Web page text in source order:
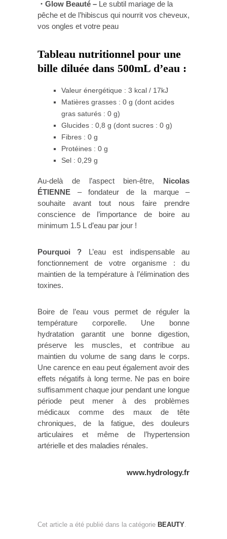
・Glow Beauté – Le subtil mariage de la
pêche et de l’hibiscus qui nourrit vos cheveux,
vos ongles et votre peau
Tableau nutritionnel pour une
bille diluée dans 500mL d’eau :
Valeur énergétique : 3 kcal / 17kJ
Matières grasses : 0 g (dont acides
gras saturés : 0 g)
Glucides : 0,8 g (dont sucres : 0 g)
Fibres : 0 g
Protéines : 0 g
Sel : 0,29 g
Au-delà de l’aspect bien-être, Nicolas
ÉTIENNE – fondateur de la marque –
souhaite avant tout nous faire prendre
conscience de l’importance de boire au
minimum 1.5 L d’eau par jour !
Pourquoi ? L’eau est indispensable au
fonctionnement de votre organisme : du
maintien de la température à l’élimination des
toxines.
Boire de l’eau vous permet de réguler la
température corporelle. Une bonne
hydratation garantit une bonne digestion,
préserve les muscles, et contribue au
maintien du volume de sang dans le corps.
Une carence en eau peut également avoir des
effets négatifs à long terme. Ne pas en boire
suffisamment chaque jour pendant une longue
période peut mener à des problèmes
médicaux comme des maux de tête
chroniques, de la fatigue, des douleurs
articulaires et même de l’hypertension
artérielle et des maladies rénales.
www.hydrology.fr
Cet article a été publié dans la catégorie BEAUTY.